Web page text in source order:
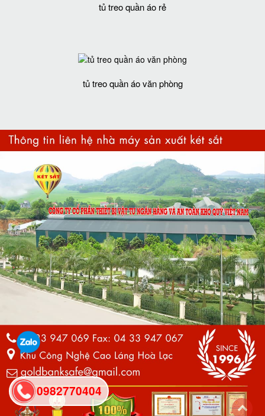
tủ treo quần áo rẻ
tủ treo quần áo văn phòng
0982770404